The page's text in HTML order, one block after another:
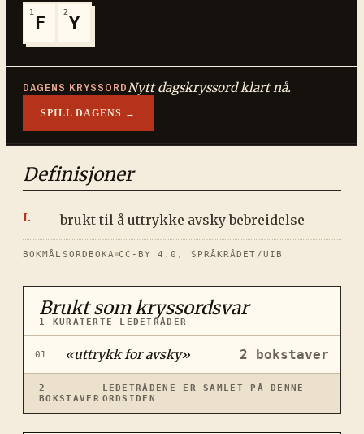
1
F
2
Y
DAGENS KRYSSORDNytt dagskryssord klart nå.
SPILL DAGENS →
Definisjoner
brukt til å uttrykke avsky bebreidelse
BOKMÅLSORDBOKA CC-BY 4.0, SPRÅKRÅDET/UIB
Brukt som kryssordsvar
1 KURATERTE LEDETRÅDER
01 «uttrykk for avsky» 2 bokstaver
2
BOKSTAVER
LEDETRÅDENE ER SAMLET PÅ DENNE
ORDSIDEN